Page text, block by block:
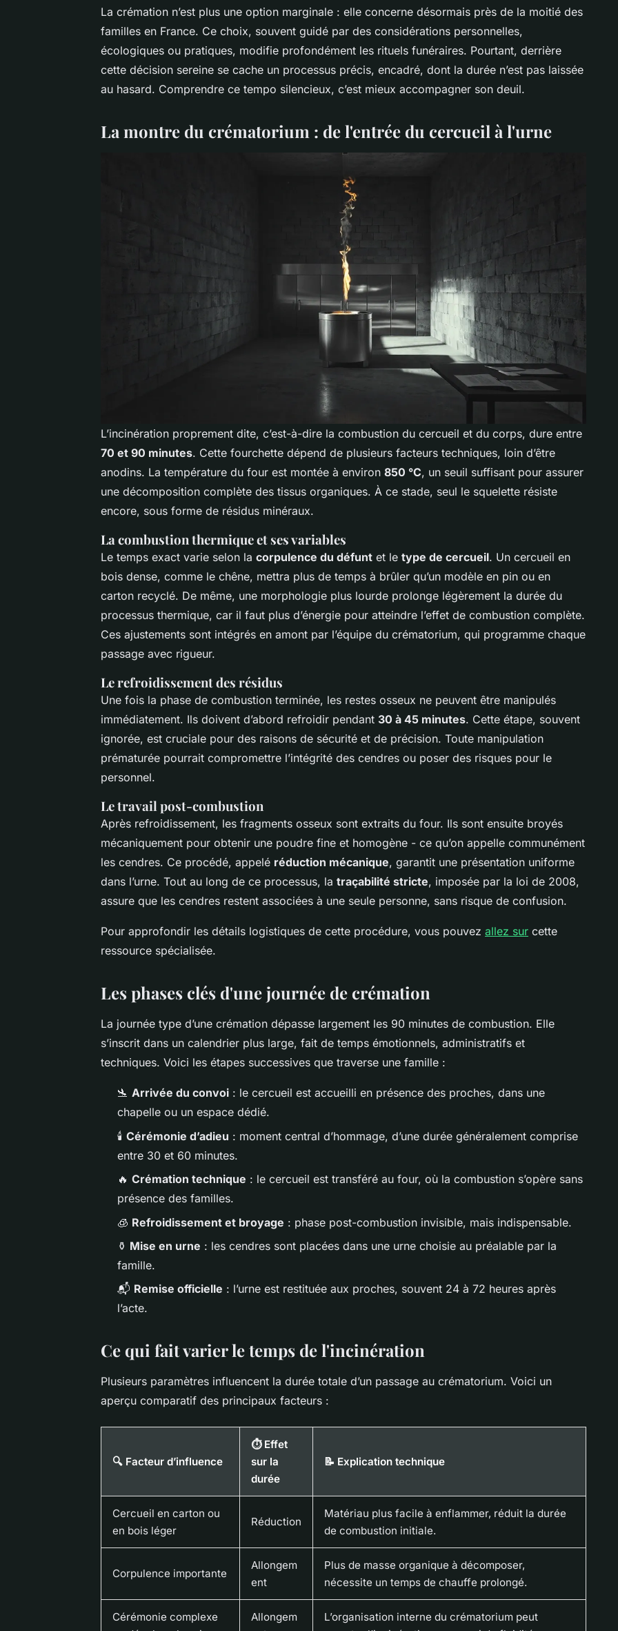
La crémation n’est plus une option marginale : elle concerne désormais près de la moitié des
familles en France. Ce choix, souvent guidé par des considérations personnelles,
écologiques ou pratiques, modifie profondément les rituels funéraires. Pourtant, derrière
cette décision sereine se cache un processus précis, encadré, dont la durée n’est pas laissée
au hasard. Comprendre ce tempo silencieux, c’est mieux accompagner son deuil.
La montre du crématorium : de l'entrée du cercueil à l'urne
L’incinération proprement dite, c’est-à-dire la combustion du cercueil et du corps, dure entre
70 et 90 minutes. Cette fourchette dépend de plusieurs facteurs techniques, loin d’être
anodins. La température du four est montée à environ 850 °C, un seuil suffisant pour assurer
une décomposition complète des tissus organiques. À ce stade, seul le squelette résiste
encore, sous forme de résidus minéraux.
La combustion thermique et ses variables
Le temps exact varie selon la corpulence du défunt et le type de cercueil. Un cercueil en
bois dense, comme le chêne, mettra plus de temps à brûler qu’un modèle en pin ou en
carton recyclé. De même, une morphologie plus lourde prolonge légèrement la durée du
processus thermique, car il faut plus d’énergie pour atteindre l’effet de combustion complète.
Ces ajustements sont intégrés en amont par l’équipe du crématorium, qui programme chaque
passage avec rigueur.
Le refroidissement des résidus
Une fois la phase de combustion terminée, les restes osseux ne peuvent être manipulés
immédiatement. Ils doivent d’abord refroidir pendant 30 à 45 minutes. Cette étape, souvent
ignorée, est cruciale pour des raisons de sécurité et de précision. Toute manipulation
prématurée pourrait compromettre l’intégrité des cendres ou poser des risques pour le
personnel.
Le travail post-combustion
Après refroidissement, les fragments osseux sont extraits du four. Ils sont ensuite broyés
mécaniquement pour obtenir une poudre fine et homogène - ce qu’on appelle communément
les cendres. Ce procédé, appelé réduction mécanique, garantit une présentation uniforme
dans l’urne. Tout au long de ce processus, la traçabilité stricte, imposée par la loi de 2008,
assure que les cendres restent associées à une seule personne, sans risque de confusion.
Pour approfondir les détails logistiques de cette procédure, vous pouvez allez sur cette
ressource spécialisée.
Les phases clés d'une journée de crémation
La journée type d’une crémation dépasse largement les 90 minutes de combustion. Elle
s’inscrit dans un calendrier plus large, fait de temps émotionnels, administratifs et
techniques. Voici les étapes successives que traverse une famille :
🛬 Arrivée du convoi : le cercueil est accueilli en présence des proches, dans une
chapelle ou un espace dédié.
🕯️ Cérémonie d’adieu : moment central d’hommage, d’une durée généralement comprise
entre 30 et 60 minutes.
🔥 Crémation technique : le cercueil est transféré au four, où la combustion s’opère sans
présence des familles.
🧊 Refroidissement et broyage : phase post-combustion invisible, mais indispensable.
⚱️ Mise en urne : les cendres sont placées dans une urne choisie au préalable par la
famille.
📬 Remise officielle : l’urne est restituée aux proches, souvent 24 à 72 heures après
l’acte.
Ce qui fait varier le temps de l'incinération
Plusieurs paramètres influencent la durée totale d’un passage au crématorium. Voici un
aperçu comparatif des principaux facteurs :
🔍 Facteur d’influence
⏱️ Effet
sur la
durée
📝 Explication technique
Cercueil en carton ou
en bois léger
Réduction
Matériau plus facile à enflammer, réduit la durée
de combustion initiale.
Corpulence importante
Allongem
ent
Plus de masse organique à décomposer,
nécessite un temps de chauffe prolongé.
Cérémonie complexe
Allongem
L’organisation interne du crématorium peut